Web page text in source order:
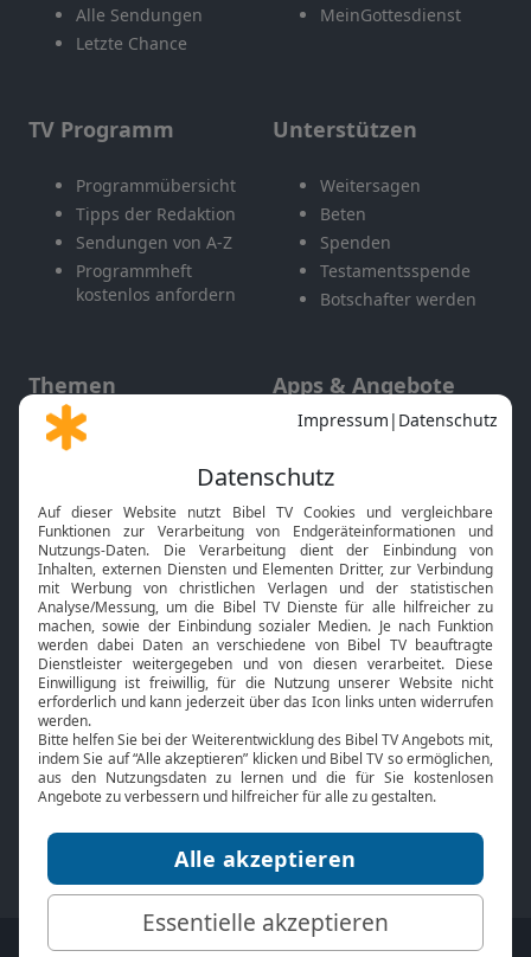
Alle Sendungen
Letzte Chance
MeinGottesdienst
TV Programm
Programmübersicht
Tipps der Redaktion
Sendungen von A-Z
Programmheft
kostenlos anfordern
Unterstützen
Weitersagen
Beten
Spenden
Testamentsspende
Botschafter werden
Themen
Gott und Bibel erklärt
Neuigkeiten
Apps & Angebote
Mobile App
Smart TV
HbbTV
Bibelthek Online-Bibel
Nächster Gottesdienst
Bibel TV
Über uns
Jobs
Mediadaten
Service
Kontakt
TV-Empfang
bibeltv.de: Impressum Datenschutz